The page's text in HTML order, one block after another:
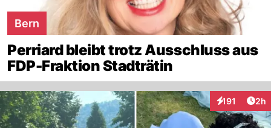
Bern
Perriard bleibt trotz Ausschluss aus
FDP-Fraktion Stadträtin
191
Interaktionen
2h